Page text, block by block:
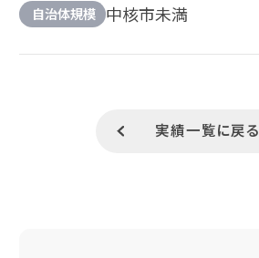
自治体規模 中核市未満
実績一覧に戻る